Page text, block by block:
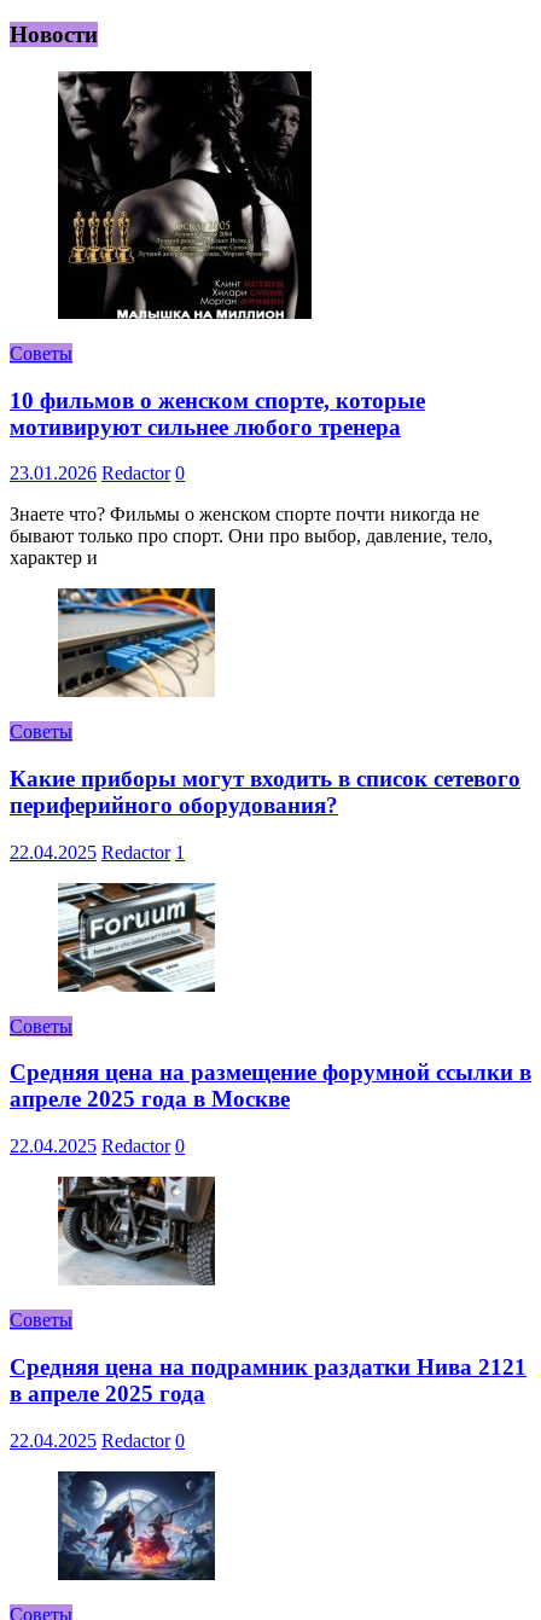
Новости
Советы
10 фильмов о женском спорте, которые
мотивируют сильнее любого тренера
23.01.2026 Redactor 0
Знаете что? Фильмы о женском спорте почти никогда не
бывают только про спорт. Они про выбор, давление, тело,
характер и
Советы
Какие приборы могут входить в список сетевого
периферийного оборудования?
22.04.2025 Redactor 1
Советы
Средняя цена на размещение форумной ссылки в
апреле 2025 года в Москве
22.04.2025 Redactor 0
Советы
Средняя цена на подрамник раздатки Нива 2121
в апреле 2025 года
22.04.2025 Redactor 0
Советы